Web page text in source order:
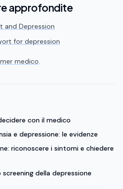
approfondite
and Depression
for depression
medico.
con il medico
e depressione: le evidenze
riconoscere i sintomi e chiedere
della depressione